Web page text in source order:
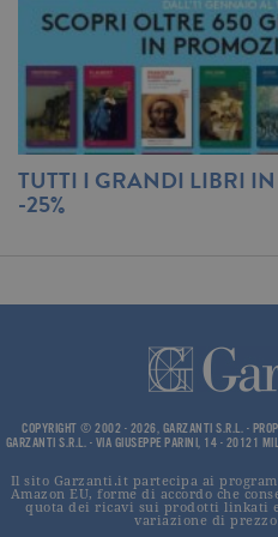
TUTTI I GRANDI LIBRI
-25%
COPYRIGHT © 2002 - 2026, GARZANTI S.R.L. -
GARZANTI S.R.L. - VIA GIUSEPPE PARINI, 14 - 20121
Il sito Garzanti.it partecipa ai
Amazon EU, forme di accordo che
quota dei ricavi sui prodotti linkati
variazione di
_gid